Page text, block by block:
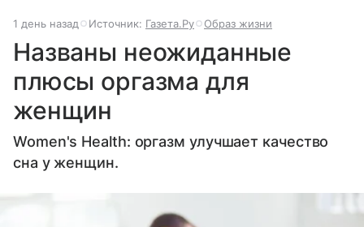
1 день назад Источник: Газета.Ру Образ жизни
Названы неожиданные
плюсы оргазма для
женщин
Women's Health: оргазм улучшает качество
сна у женщин.